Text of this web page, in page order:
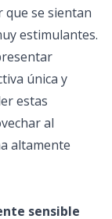
que se sientan
estimulantes.
única y
estas
al
altamente
sensible